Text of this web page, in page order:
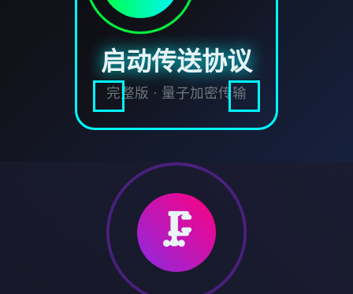
启动传送协议
完整版 · 量子加密传输
🗜️